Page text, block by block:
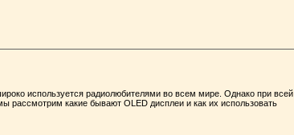
используется радиолюбителями во всем мире. Однако при всей
рассмотрим какие бывают OLED дисплеи и как их использовать